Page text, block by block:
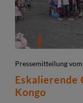
Pressemitteilung
Eskalierende
Kongo